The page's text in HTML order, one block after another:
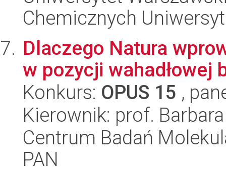
Chemicznych
Dlaczego Natura
w pozycji wahadłowej
Konkurs: OPUS 15 ,
Kierownik: prof.
Centrum Badań
PAN